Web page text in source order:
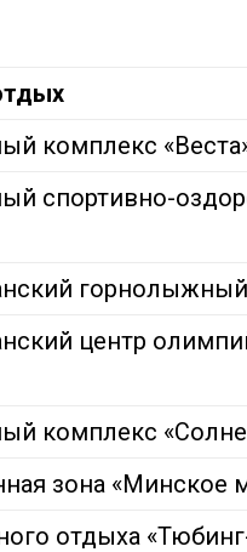
комплекс
спортивно-
центр
комплекс
зона «Минское
отдыха